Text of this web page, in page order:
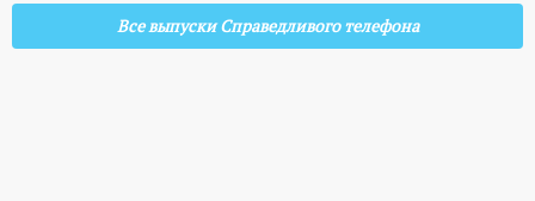
Все выпуски Справедливого телефона